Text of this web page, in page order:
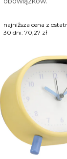
najniższa cena z
30 dni: 70,27 zł